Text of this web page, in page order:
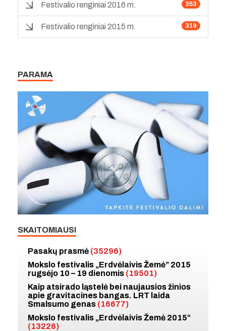
353
Festivalio renginiai 2016 m.
319
Festivalio renginiai 2015 m.
PARAMA
SKAITOMIAUSI
Pasakų prasmė (35296)
Mokslo festivalis „Erdvėlaivis Žemė” 2015
rugsėjo 10 – 19 dienomis (19501)
Kaip atsirado ląstelė bei naujausios žinios
apie gravitacines bangas. LRT laida
Smalsumo genas (16677)
Mokslo festivalis „Erdvėlaivis Žemė 2015“
(13226)